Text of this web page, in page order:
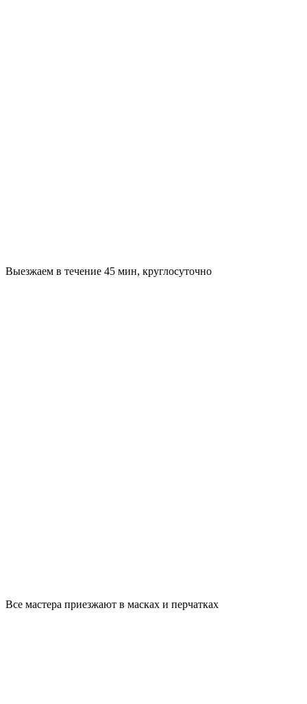
Выезжаем в течение 45 мин, круглосуточно
Все мастера приезжают в масках и перчатках